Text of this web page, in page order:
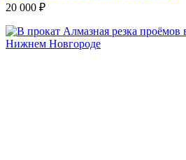
20 000 ₽